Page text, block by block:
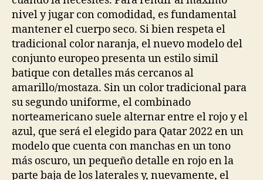
nivel y jugar con comodidad, es fundamental
mantener el cuerpo seco. Si bien respeta el
tradicional color naranja, el nuevo modelo del
conjunto europeo presenta un estilo simil
batique con detalles más cercanos al
amarillo/mostaza. Sin un color tradicional para
su segundo uniforme, el combinado
norteamericano suele alternar entre el rojo y el
azul, que será el elegido para Qatar 2022 en un
modelo que cuenta con manchas en un tono
más oscuro, un pequeño detalle en rojo en la
parte baja de los laterales y, nuevamente, el